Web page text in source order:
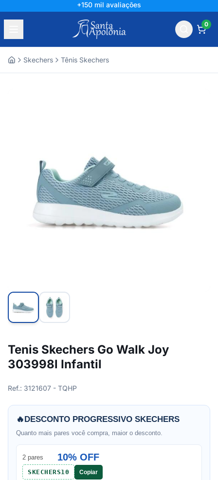
+150 mil avaliações
0
Skechers Tênis Skechers
Tenis Skechers Go Walk Joy
303998l Infantil
Ref.: 3121607 - TQHP
🔥DESCONTO PROGRESSIVO SKECHERS
Quanto mais pares você compra, maior o desconto.
2 pares 10% OFF
SKECHERS10 Copiar